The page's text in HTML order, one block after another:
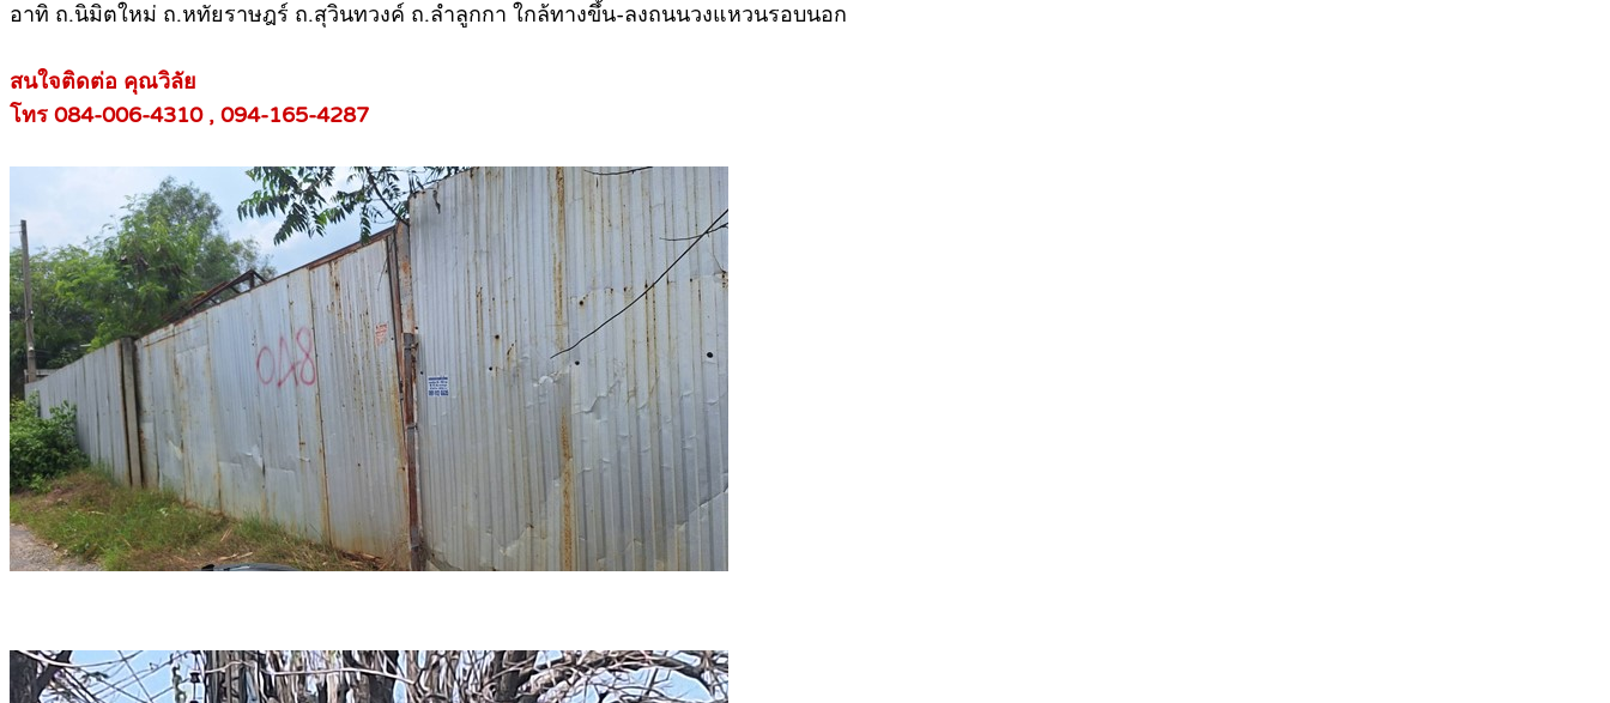
อาทิ ถ.นิมิตใหม่ ถ.หทัยราษฎร์ ถ.สุวินทวงค์ ถ.ลำลูกกา ใกล้ทางขึ้น-ลงถนนวงแหวนรอบนอก
สนใจติดต่อ คุณวิลัย
โทร 084-006-4310 , 094-165-4287